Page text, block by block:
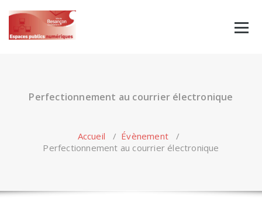
content
Perfectionnement au courrier électronique
Accueil / Évènement /
Perfectionnement au courrier électronique